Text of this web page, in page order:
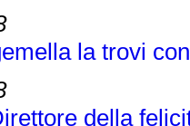
la trovi
della